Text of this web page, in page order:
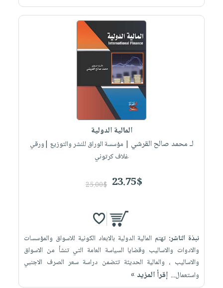
المالية الدولية
لـ محمد صالح القرشي | مؤسسة الوراق للنشر والتوزيع |ورقي
غلاف كرتوني
23.75$
25.00$
نبذة الناشر: تهتم المالية الدولية بالابعاد الكونية للاسواق والمؤسسات
والادوات والاساليب وقضايا السياسة العامة التي تنشأ من الاسواق
والاساليب ، والمالية الحديثة تتضمن دراسة سعر الصرف الاجنبي
واستعمال... إقرأ المزيد »